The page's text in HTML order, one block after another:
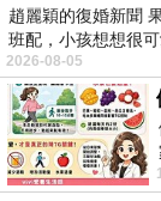
謝謝您訪問
我活在真實
版主回應
現世悟道
2018-10-
趙麗穎的復婚新聞
班配，小孩想想很
2026-08-05